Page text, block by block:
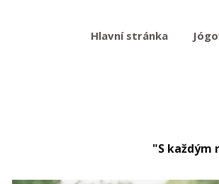
Hlavní stránka
"S každým